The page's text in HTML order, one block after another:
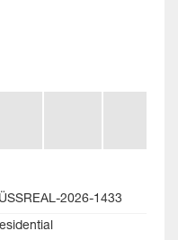
2026-1433